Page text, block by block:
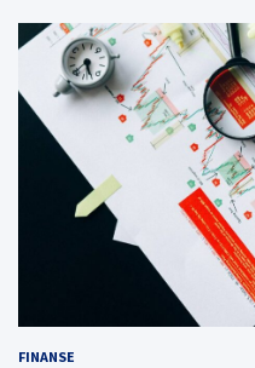
FINANSE